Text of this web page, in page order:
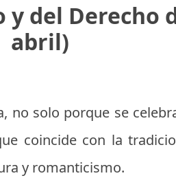
del Derecho
abril)
no solo porque se
coincide con la
y romanticismo.